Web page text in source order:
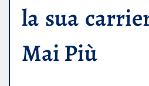
la sua
Mai Più